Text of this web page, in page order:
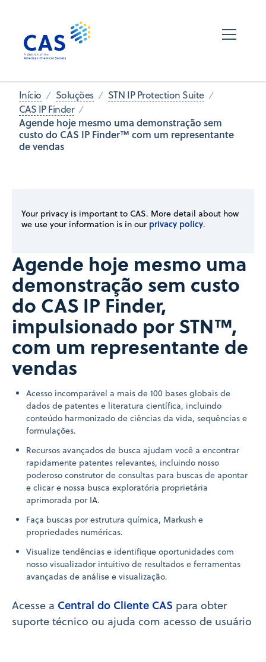
Início Soluções
STN IP Protection Suite
CAS IP Finder
Agende hoje mesmo uma demonstração sem
custo do CAS IP Finder™ com um representante
de vendas
Your privacy is important to CAS. More detail about how
we use your information is in our privacy policy.
Agende hoje mesmo uma
demonstração sem custo
do CAS IP Finder,
impulsionado por STN™,
com um representante de
vendas
Acesso incomparável a mais de 100 bases globais de
dados de patentes e literatura científica, incluindo
conteúdo harmonizado de ciências da vida, sequências e
formulações.
Recursos avançados de busca ajudam você a encontrar
rapidamente patentes relevantes, incluindo nosso
poderoso construtor de consultas para buscas de apontar
e clicar e nossa busca exploratória proprietária
aprimorada por IA.
Faça buscas por estrutura química, Markush e
propriedades numéricas.
Visualize tendências e identifique oportunidades com
nosso visualizador intuitivo de resultados e ferramentas
avançadas de análise e visualização.
Acesse a Central do Cliente CAS para obter
suporte técnico ou ajuda com acesso de usuário